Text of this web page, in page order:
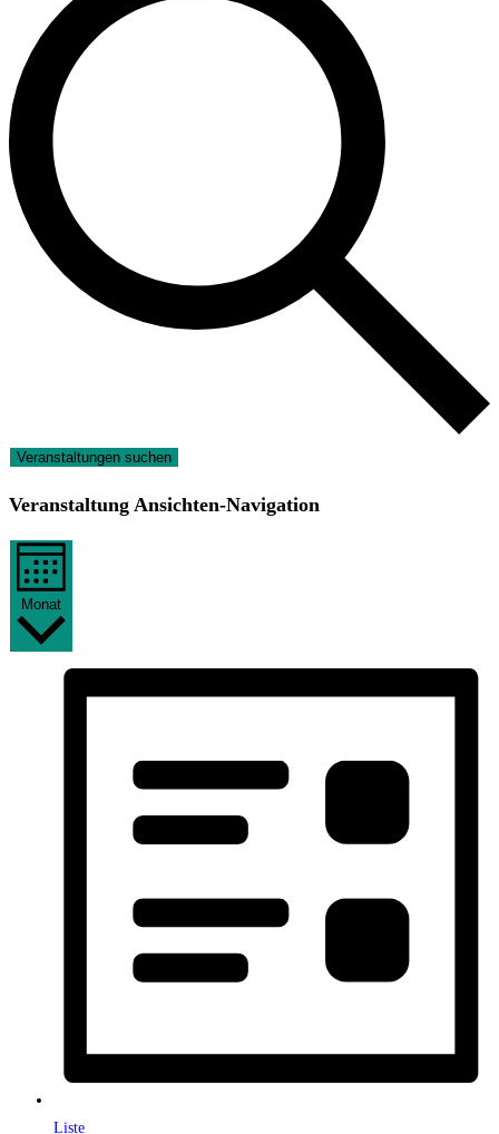
Veranstaltungen suchen
Veranstaltung Ansichten-Navigation
Monat
Liste